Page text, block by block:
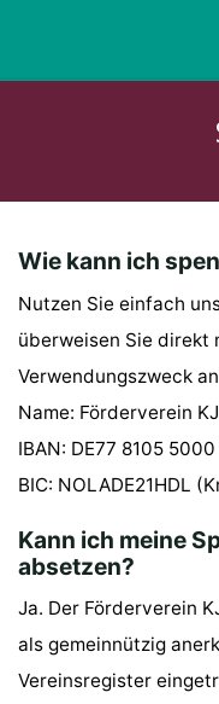
content
Wie kann ich
Nutzen Sie einfach
überweisen Sie direkt
Verwendungszweck
Name: Förderverein
IBAN: DE77 8105
BIC: NOLADE21HDL
Kann ich meine
absetzen?
Ja. Der Förderverein
als gemeinnützig
Vereinsregister